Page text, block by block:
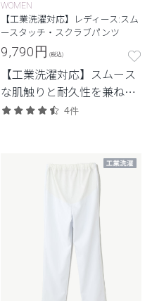
WOMEN
【工業洗濯対応】レディース:スム
ースタッチ・スクラブパンツ
9,790円 (税込)
【工業洗濯対応】スムース
な肌触りと耐久性を兼ね備
えたシリーズ4件